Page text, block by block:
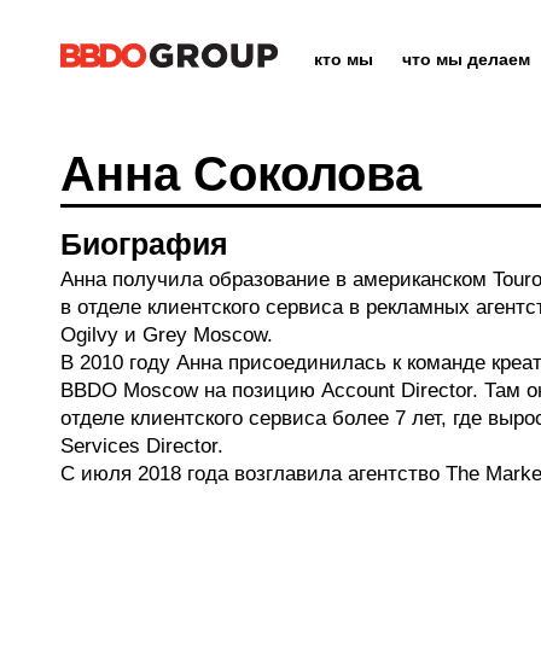
кто мы что мы делаем
Анна Соколова
Биография
Анна получила образование в американском
в отделе клиентского сервиса в рекламных
Ogilvy и Grey Moscow.
В 2010 году Анна присоединилась к команде
BBDO Moscow на позицию Account Director. Там
отделе клиентского сервиса более 7 лет, где
Services Director.
С июля 2018 года возглавила агентство The